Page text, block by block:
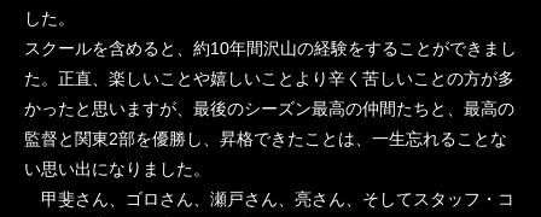
した。
スクールを含めると、約10年間沢山の経験をすることができまし
た。正直、楽しいことや嬉しいことより辛く苦しいことの方が多
かったと思いますが、最後のシーズン最高の仲間たちと、最高の
監督と関東2部を優勝し、昇格できたことは、一生忘れることな
い思い出になりました。
甲斐さん、ゴロさん、瀬戸さん、亮さん、そしてスタッフ・コ